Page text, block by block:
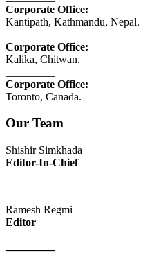
Corporate Office:
Kantipath, Kathmandu, Nepal.
Corporate Office:
Kalika, Chitwan.
Corporate Office:
Toronto, Canada.
Our Team
Shishir Simkhada
Editor-In-Chief
Ramesh Regmi
Editor